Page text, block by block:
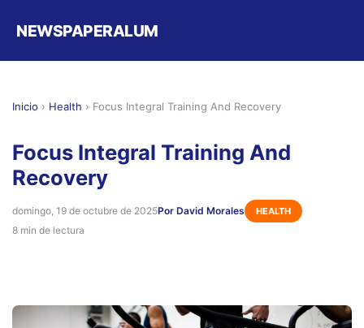
NEWSPAPERALUM
Inicio › Health › Focus Integral Training And Recovery
Focus Integral Training And
Recovery
domingo, 19 de octubre de 2025Por David Morales HEALTH
8 min de lectura